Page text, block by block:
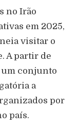
no Irão
em 2025,
visitar o
A partir de
um conjunto
a
por
país.